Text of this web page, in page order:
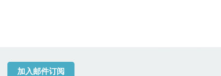
加入邮件订阅